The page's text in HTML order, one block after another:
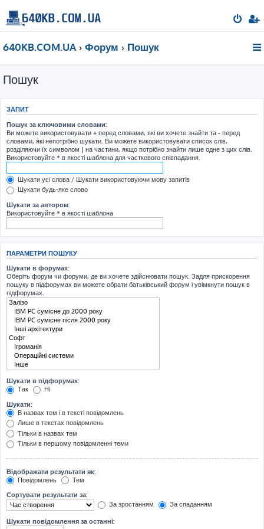
640KB.COM.UA Форум Пошук
Пошук
ЗАПИТ
Пошук за ключовими словами:
Ви можете використовувати + перед словами, які ви хочете знайти та - перед
словами, які непотрібно шукати. Ви можете використовувати список слів,
розділяючи їх символом | на частини, якщо потрібно знайти лише одне з цих слів.
Використовуйте * в якості шаблона для часткового співпадання.
Шукати усі слова / Шукати використовуючи мову запитів
Шукати будь-яке слово
Шукати за автором:
Використовуйте * в якості шаблона
ПАРАМЕТРИ ПОШУКУ
Шукати в форумах:
Оберіть форум чи форуми, де ви хочете здійснювати пошук. Задля прискорення
пошуку в підфорумах ви можете обрати батьківський форум і увімкнути пошук в
підфорумах.
Шукати в підфорумах:
Так
Ні
Шукати:
В назвах тем і в тексті повідомлень
Лише в текстах повідомлень
Тільки в назвах тем
Тільки в першому повідомленні теми
Відображати результати як:
Повідомлень
Тем
Сортувати результати за:
За зростанням
За спаданням
Шукати повідомлення за останні: